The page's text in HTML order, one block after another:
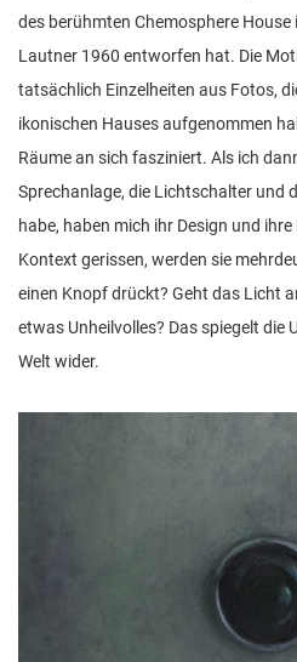
des berühmten Chemosphere House
Lautner 1960 entworfen hat. Die
tatsächlich Einzelheiten aus Fotos,
ikonischen Hauses aufgenommen
Räume an sich fasziniert. Als ich
Sprechanlage, die Lichtschalter und
habe, haben mich ihr Design und
Kontext gerissen, werden sie
einen Knopf drückt? Geht das Licht
etwas Unheilvolles? Das spiegelt die
Welt wider.